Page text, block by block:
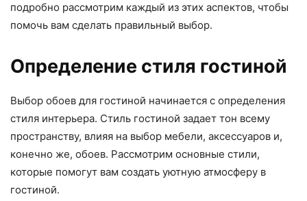
подробно рассмотрим каждый из этих аспектов, чтобы
помочь вам сделать правильный выбор.
Определение стиля гостиной
Выбор обоев для гостиной начинается с определения
стиля интерьера. Стиль гостиной задает тон всему
пространству, влияя на выбор мебели, аксессуаров и,
конечно же, обоев. Рассмотрим основные стили,
которые помогут вам создать уютную атмосферу в
гостиной.